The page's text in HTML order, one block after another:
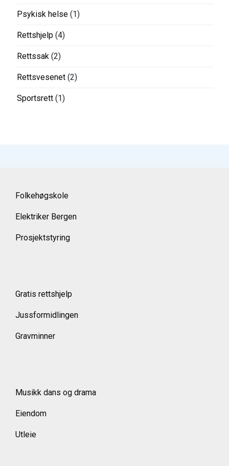
Psykisk helse (1)
Rettshjelp (4)
Rettssak (2)
Rettsvesenet (2)
Sportsrett (1)
Folkehøgskole
Elektriker Bergen
Prosjektstyring
Gratis rettshjelp
Jussformidlingen
Gravminner
Musikk dans og drama
Eiendom
Utleie